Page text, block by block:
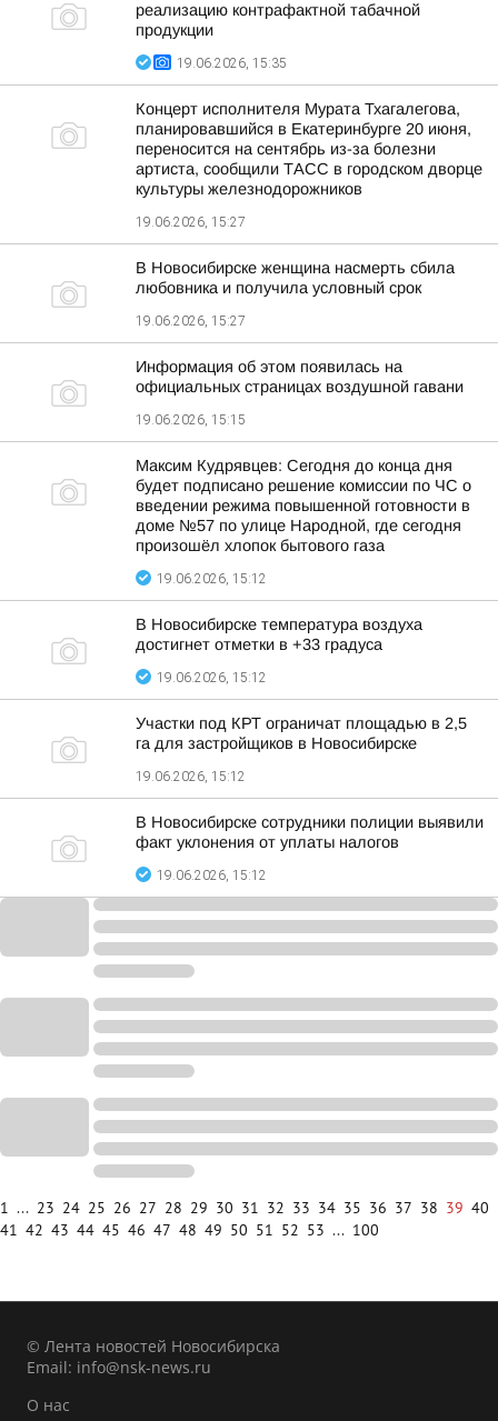
реализацию контрафактной табачной
продукции
19.06.2026, 15:35
Концерт исполнителя Мурата Тхагалегова,
планировавшийся в Екатеринбурге 20 июня,
переносится на сентябрь из-за болезни
артиста, сообщили ТАСС в городском дворце
культуры железнодорожников
19.06.2026, 15:27
В Новосибирске женщина насмерть сбила
любовника и получила условный срок
19.06.2026, 15:27
Информация об этом появилась на
официальных страницах воздушной гавани
19.06.2026, 15:15
Максим Кудрявцев: Сегодня до конца дня
будет подписано решение комиссии по ЧС о
введении режима повышенной готовности в
доме №57 по улице Народной, где сегодня
произошёл хлопок бытового газа
19.06.2026, 15:12
В Новосибирске температура воздуха
достигнет отметки в +33 градуса
19.06.2026, 15:12
Участки под КРТ ограничат площадью в 2,5
га для застройщиков в Новосибирске
19.06.2026, 15:12
В Новосибирске сотрудники полиции выявили
факт уклонения от уплаты налогов
19.06.2026, 15:12
1 ... 23 24 25 26 27 28 29 30 31 32 33 34 35 36 37 38 39 40
41 42 43 44 45 46 47 48 49 50 51 52 53 ... 100
© Лента новостей Новосибирска
Email: info@nsk-news.ru
О нас